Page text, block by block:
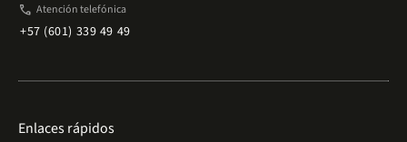
phone Atención telefónica
+57 (601) 339 49 49
Enlaces rápidos